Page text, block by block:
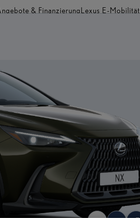
& FinanzierungLexus E-Mobilität